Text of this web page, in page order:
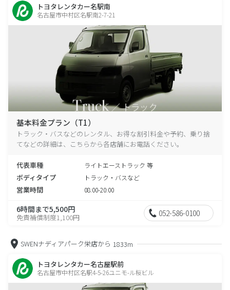
トヨタレンタカー名駅南
名古屋市中村区名駅南2-7-21
基本料金プラン（T1）
トラック・バスなどのレンタル、お得な割引料金や予約、乗り捨
てなどの詳細は、こちらから各店舗にお電話ください。
代表車種 ライトエーストラック 等
ボディタイプ トラック・バスなど
営業時間 08:00-20:00
6時間まで5,500円
免責補償制度1,100円 052-586-0100
SWENナディアパーク栄店から 1833m
トヨタレンタカー名古屋駅前
名古屋市中村区名駅4-5-26ユニモ-ル桜ビル